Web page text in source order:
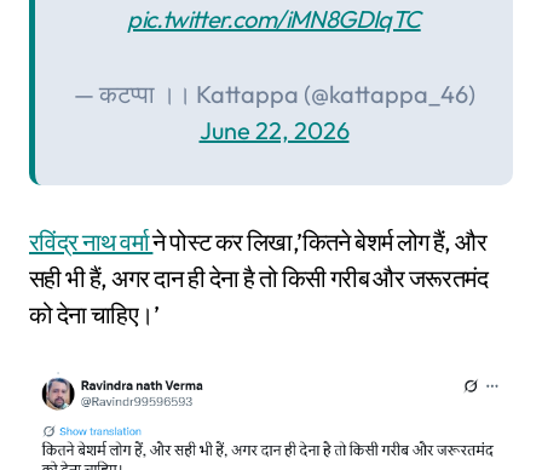
pic.twitter.com/iMN8GDIqTC
— कटप्पा ।। Kattappa (@kattappa_46)
June 22, 2026
रविंद्र नाथ वर्माने पोस्ट कर लिखा,’कितने बेशर्म लोग हैं, और
सही भी हैं, अगर दान ही देना है तो किसी गरीब और जरूरतमंद
को देना चाहिए।’